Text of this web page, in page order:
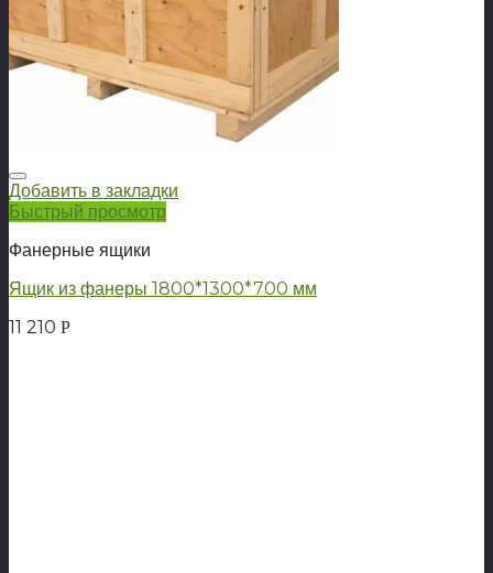
Добавить в закладки
Быстрый просмотр
Фанерные ящики
Ящик из фанеры 1800*1300*700 мм
11 210 Р